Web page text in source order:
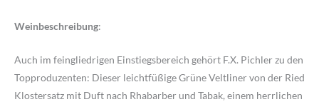
Weinbeschreibung:
Auch im feingliedrigen Einstiegsbereich gehört F.X. Pichler zu den
Topproduzenten: Dieser leichtfüßige Grüne Veltliner von der Ried
Klostersatz mit Duft nach Rhabarber und Tabak, einem herrlichen